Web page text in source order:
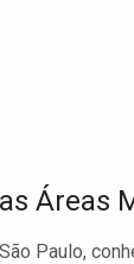
Áreas
Paulo,